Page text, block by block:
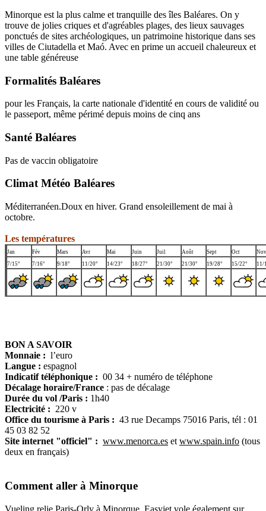
Minorque est la plus calme et tranquille des îles Baléares. On y
trouve de jolies criques et d'agréables plages, des lieux sauvages
ponctués de sites archéologiques, un patrimoine historique dans ses
villes de Ciutadella et Maó. Avec en prime un accueil chaleureux et
une table généreuse
Formalités Baléares
pour les Français, la carte nationale d'identité en cours de validité ou
le passeport, même périmé depuis moins de cinq ans
Santé Baléares
Pas de vaccin obligatoire
Climat Météo Baléares
Méditerranéen.Doux en hiver. Grand ensoleillement de mai à
octobre.
Les températures
Jan Fév Mars Avr Mai Juin Juil Août Sept Oct
Nov
7/15°
7/16° 9/18° 11/20° 14/23° 18/27° 21/30° 21/30° 19/28° 15/22° 11/
BON A SAVOIR
Monnaie : l’euro
Langue : espagnol
Indicatif téléphonique : 00 34 + numéro de téléphone
Décalage horaire/France : pas de décalage
Durée du vol /Paris : 1h40
Electricité : 220 v
Office du tourisme à Paris : 43 rue Decamps 75016 Paris, tél : 01
45 03 82 52
Site internet "officiel" : www.menorca.es et www.spain.info (tous
deux en français)
Comment aller à Minorque
Vueling relie Paris-Orly à Minorque. Easyjet vole également sur